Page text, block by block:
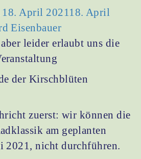
18. April 202118. April
Eisenbauer
leider erlaubt uns die
der Kirschblüten
zuerst: wir können die
am geplanten
2021, nicht durchführen.